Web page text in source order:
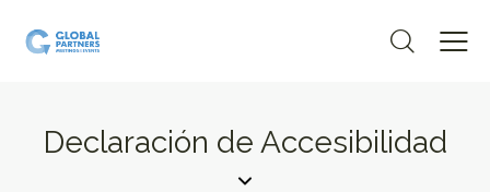
Declaración de Accesibilidad